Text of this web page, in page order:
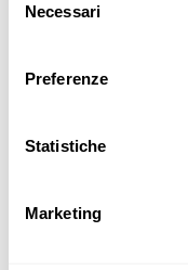
Necessari
Preferenze
Statistiche
Marketing